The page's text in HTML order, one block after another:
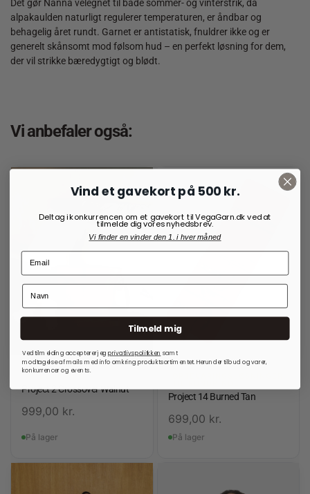
Det gør Nanna velegnet til både sommer- og vinterstrik, da
alpakaulden naturligt regulerer temperaturen, er åndbar og
behagelig året rundt. Garnet er antistatisk, fnuldrer ikke og er
generelt skånsomt mod følsom hud – en perfekt løsning for dem,
der vil strikke bæredygtigt og blødt.
Vi anbefaler også:
RE:DESIGNED
Project 2 Crossover Walnut
999,00 kr.
På lager
Project 14 Burned Tan
699,00 kr.
På lager
Vind et gavekort på 500 kr.
Deltag i konkurrencen om et gavekort til VegaGarn.dk ved at
tilmelde dig vores nyhedsbrev.
Vi finder en vinder den 1. i hver måned
Tilmeld mig
Ved tilmelding accepterer jegprivatlivspolitkken samt
modtagelse af mails med info omkring produktsortimentet. Herunder tilbud og varer,
konkurrencer og events.